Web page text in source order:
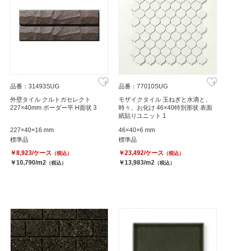
品番：31493SUG
外壁タイル クルトガセレクト
227×40mm ボーダー平 H面状 3
227×40×16 mm
標準品
￥8,923/ケース （税込）
￥10,790/m2 （税込）
品番：77010SUG
モザイクタイル 玉ねぎと水滴と、
時々、お化け 46×40特別形状 表面
紙貼りユニット 1
46×40×6 mm
標準品
￥23,492/ケース （税込）
￥13,983/m2 （税込）